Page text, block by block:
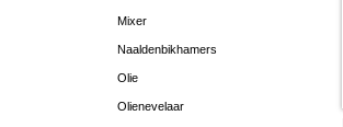
Mixer
Naaldenbikhamers
Olie
Olienevelaar